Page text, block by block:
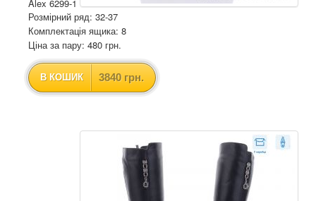
Alex 6299-1
Розмірний ряд: 32-37
Комплектація ящика: 8
Ціна за пару: 480 грн.
В КОШИК 3840 грн.